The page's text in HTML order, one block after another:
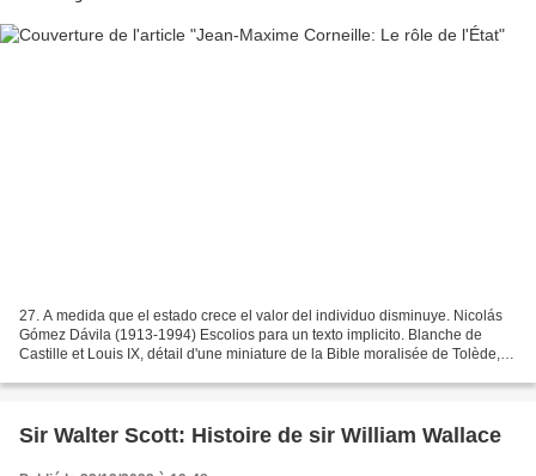
27. A medida que el estado crece el valor del individuo disminuye. Nicolás
Gómez Dávila (1913-1994) Escolios para un texto implicito. Blanche de
Castille et Louis IX, détail d'une miniature de la Bible moralisée de Tolède,
Sir Walter Scott: Histoire de sir William Wallace